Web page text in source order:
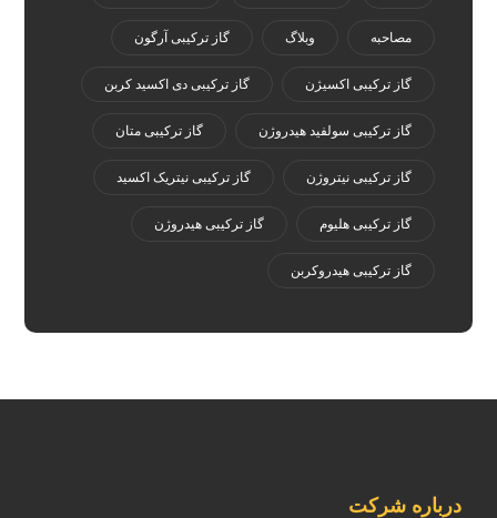
مصاحبه وبلاگ گاز ترکیبی آرگون
گاز ترکیبی اکسیژن گاز ترکیبی دی اکسید کربن
گاز ترکیبی سولفید هیدروژن گاز ترکیبی متان
گاز ترکیبی نیتروژن گاز ترکیبی نیتریک اکسید
گاز ترکیبی هلیوم گاز ترکیبی هیدروژن
گاز ترکیبی هیدروکربن
درباره شرکت